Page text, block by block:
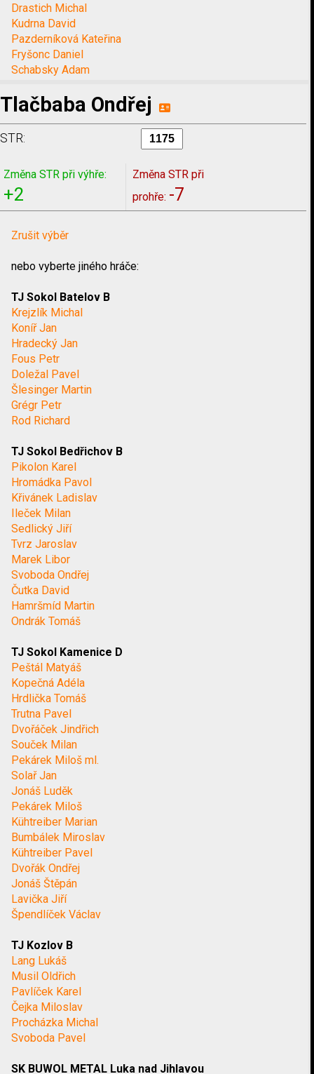
Drastich Michal
Kudrna David
Pazderníková Kateřina
Fryšonc Daniel
Schabsky Adam
Tlačbaba Ondřej
STR:
Změna STR při výhře:
+2
Změna STR při
prohře: -7
Zrušit výběr
nebo vyberte jiného hráče:
TJ Sokol Batelov B
Krejzlík Michal
Koníř Jan
Hradecký Jan
Fous Petr
Doležal Pavel
Šlesinger Martin
Grégr Petr
Rod Richard
TJ Sokol Bedřichov B
Pikolon Karel
Hromádka Pavol
Křivánek Ladislav
Ileček Milan
Sedlický Jiří
Tvrz Jaroslav
Marek Libor
Svoboda Ondřej
Čutka David
Hamršmíd Martin
Ondrák Tomáš
TJ Sokol Kamenice D
Peštál Matyáš
Kopečná Adéla
Hrdlička Tomáš
Trutna Pavel
Dvořáček Jindřich
Souček Milan
Pekárek Miloš ml.
Solař Jan
Jonáš Luděk
Pekárek Miloš
Kühtreiber Marian
Bumbálek Miroslav
Kühtreiber Pavel
Dvořák Ondřej
Jonáš Štěpán
Lavička Jiří
Špendlíček Václav
TJ Kozlov B
Lang Lukáš
Musil Oldřich
Pavlíček Karel
Čejka Miloslav
Procházka Michal
Svoboda Pavel
SK BUWOL METAL Luka nad Jihlavou